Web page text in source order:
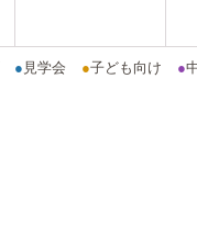
● 見学会 ●子ども向け ●